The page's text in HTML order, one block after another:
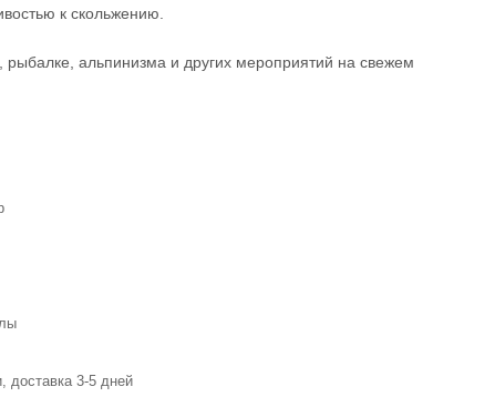
к скольжению.
альпинизма и других мероприятий на свежем
доставка 3-5 дней